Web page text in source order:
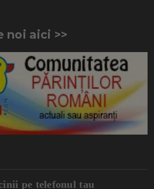
noi aici >>
pe telefonul tau